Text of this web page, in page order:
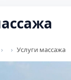
Услуги массажа